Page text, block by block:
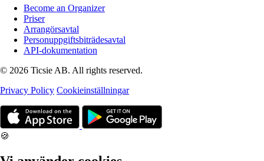
Become an Organizer
Priser
Arrangörsavtal
Personuppgiftsbiträdesavtal
API-dokumentation
© 2026 Ticsie AB. All rights reserved.
Privacy Policy Cookieinställningar
🍪